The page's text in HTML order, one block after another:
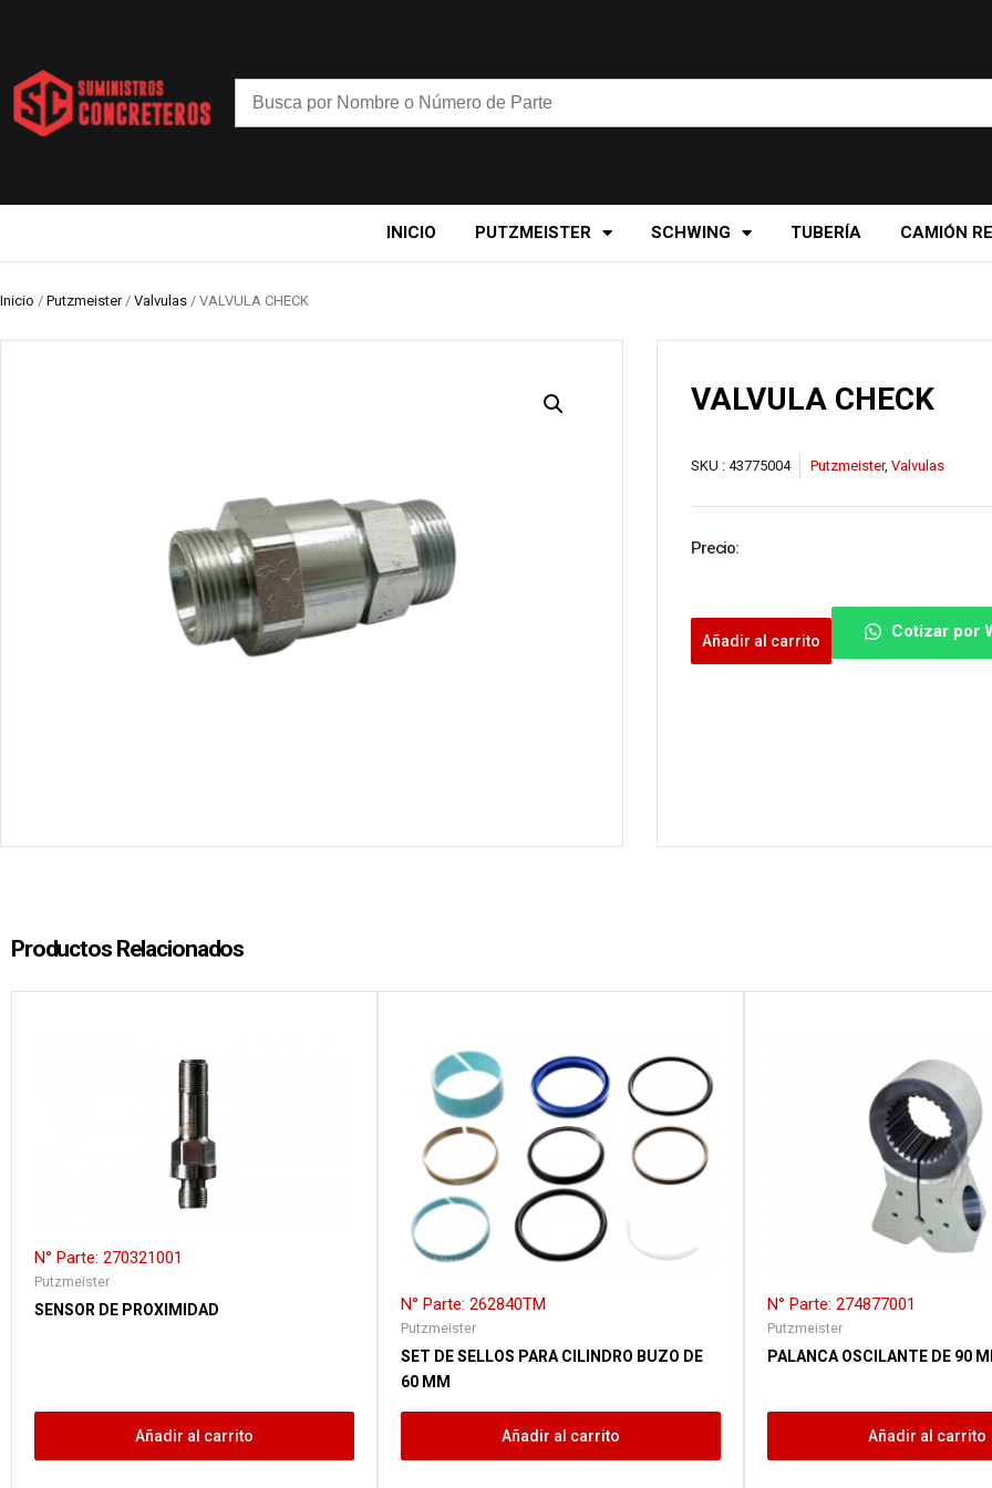
INICIO PUTZMEISTER SCHWING TUBERÍA CAMIÓN
Inicio / Putzmeister/ Valvulas / VALVULA CHECK
VALVULA CHECK
SKU : 43775004 Putzmeister, Valvulas
Precio:
Añadir al carrito Cotizar por
Productos Relacionados
N° Parte: 270321001
Putzmeister
SENSOR DE PROXIMIDAD
Añadir al carrito
N° Parte: 262840TM
Putzmeister
SET DE SELLOS PARA CILINDRO BUZO DE
60 MM
Añadir al carrito
N° Parte: 274877001
Putzmeister
PALANCA OSCILANTE DE 90
Añadir al carrito